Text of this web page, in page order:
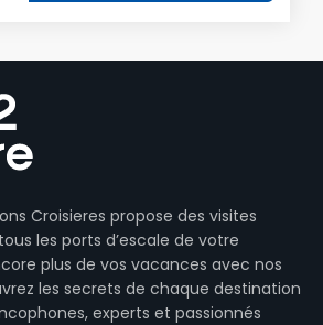
Croisieres propose des visites
les ports d’escale de votre
plus de vos vacances avec nos
les secrets de chaque destination
experts et passionnés